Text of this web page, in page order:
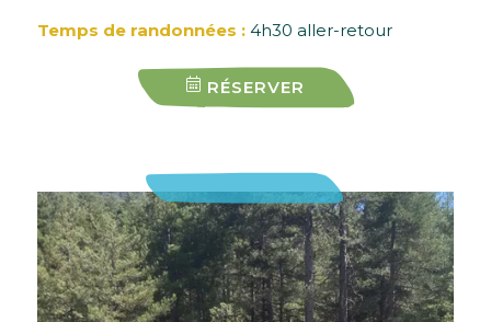
Temps de randonnées : 4h30 aller-retour
RÉSERVER